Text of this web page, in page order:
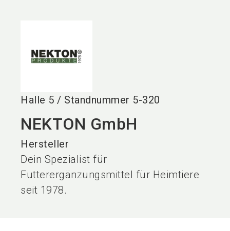
Halle 5 / Standnummer 5-320
NEKTON GmbH
Hersteller
Dein Spezialist für
Futterergänzungsmittel für Heimtiere
seit 1978.